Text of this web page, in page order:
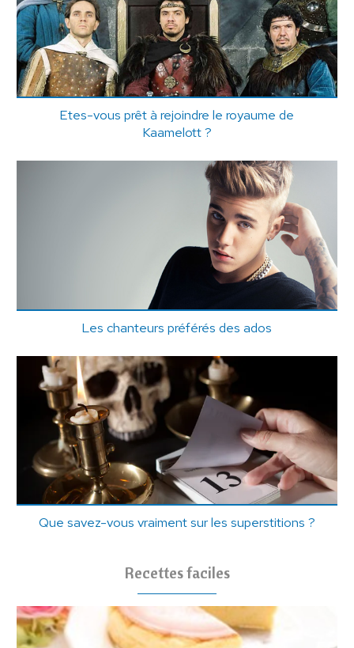
Etes-vous prêt à rejoindre le royaume de
Kaamelott ?
Les chanteurs préférés des ados
Que savez-vous vraiment sur les superstitions ?
Recettes faciles